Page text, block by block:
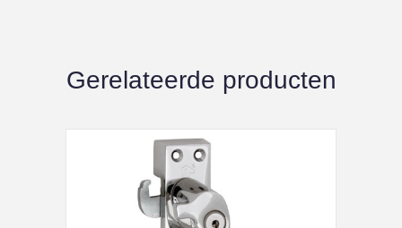
Gerelateerde producten